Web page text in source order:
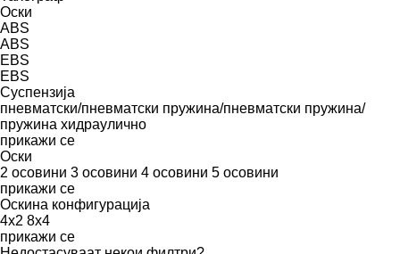
Оски
ABS
ABS
EBS
EBS
Суспензија
пневматски/пневматски пружина/пневматски пружина/
пружина хидраулично
прикажи се
Оски
2 осовини 3 осовини 4 осовини 5 осовини
прикажи се
Оскина конфигурација
4x2 8x4
прикажи се